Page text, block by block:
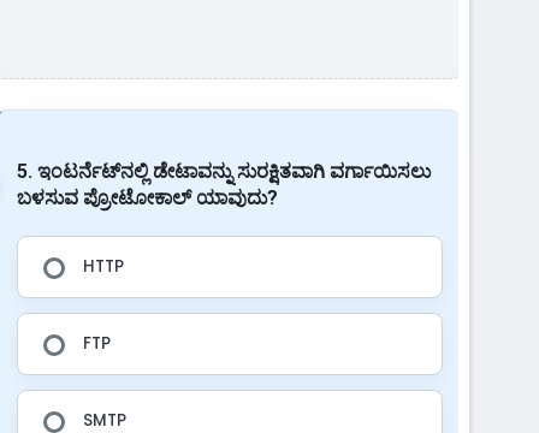
5. ಇಂಟರ್ನೆಟ್‌ನಲ್ಲಿ ಡೇಟಾವನ್ನು ಸುರಕ್ಷಿತವಾಗಿ ವರ್ಗಾಯಿಸಲು
ಬಳಸುವ ಪ್ರೋಟೋಕಾಲ್ ಯಾವುದು?
HTTP
FTP
SMTP